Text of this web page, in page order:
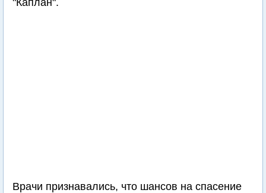
"Каплан".
Врачи признавались, что шансов на спасение